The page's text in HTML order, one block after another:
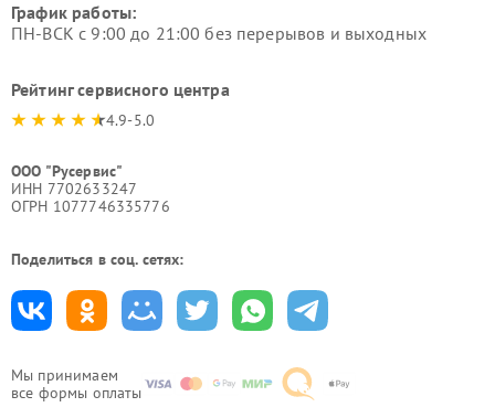
Мы принимаем
все формы оплаты
График работы:
ПН-ВСК с 9:00 до 21:00 без перерывов и выходных
Рейтинг сервисного центра
4.9-5.0
ООО "Русервис"
ИНН 7702633247
ОГРН 1077746335776
Поделиться в соц. сетях: